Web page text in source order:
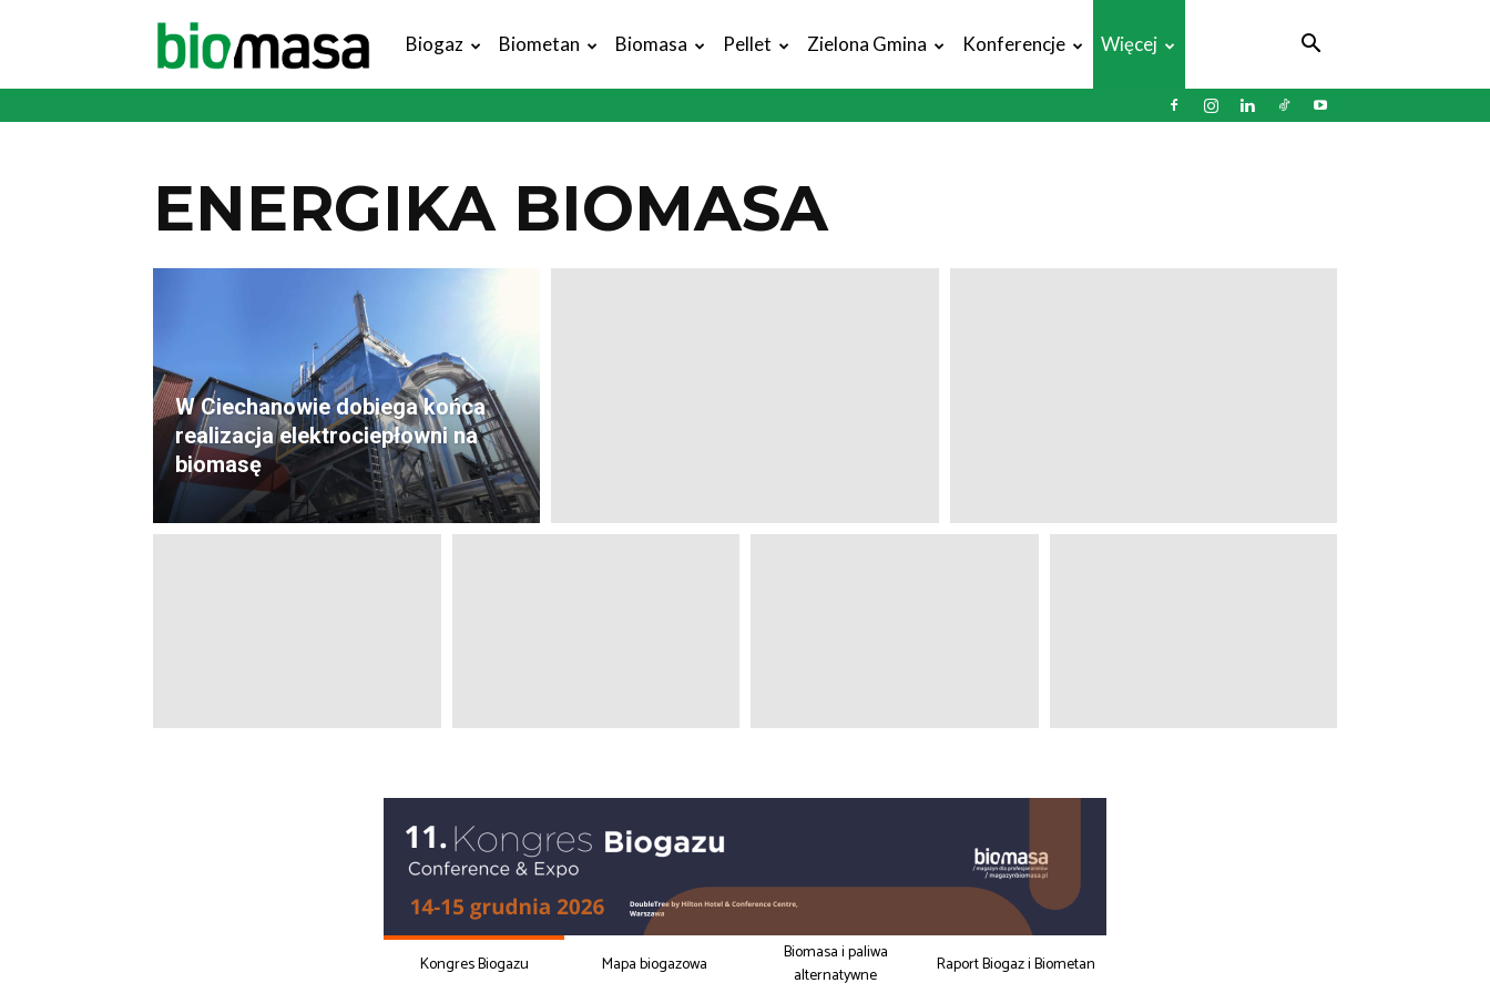
Magazyn
Biogaz Biometan Biomasa Pellet Zielona Gmina Konferencje Więcej
ENERGIKA BIOMASA
W Ciechanowie dobiega końca
realizacja elektrociepłowni na
biomasę
Kongres Biogazu Mapa biogazowa
Biomasa i paliwa
alternatywne
Raport Biogaz i Biometan